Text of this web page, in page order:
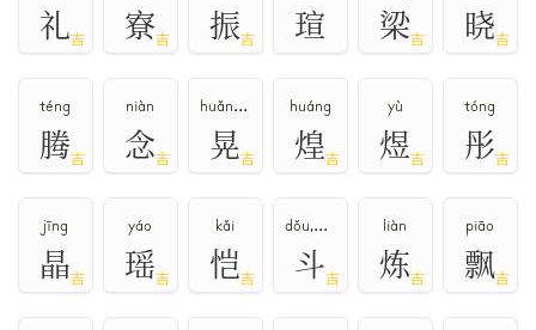
礼吉 寮吉 振吉 瑄 梁吉 晓吉
téng
腾吉
niàn
念吉
huǎng,huàng
晃吉
huáng
煌吉
yù
煜吉
tóng
彤吉
jīng
晶吉
yáo
瑶吉
kǎi
恺吉
dǒu,dòu
斗吉
liàn
炼吉
piāo
飘吉